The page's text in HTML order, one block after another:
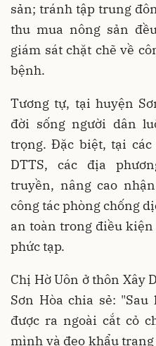
sản; tránh tập trung
thu mua nông sản
giám sát chặt chẽ về
bệnh.
Tương tự, tại huyện
đời sống người dân
trọng. Đặc biệt, tại
DTTS, các địa
truyền, nâng cao
công tác phòng chống
an toàn trong điều
phức tạp.
Chị Hờ Uôn ở thôn Xây
Sơn Hòa chia sẻ:
được ra ngoài cắt cỏ
mình và đeo khẩu